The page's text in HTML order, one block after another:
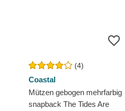
(4)
Coastal
Mützen gebogen mehrfarbig
snapback The Tides Are